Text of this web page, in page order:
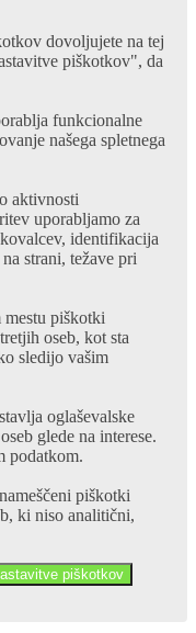
dovoljujete na tej
piškotkov", da
funkcionalne
našega spletnega
aktivnosti
uporabljamo za
identifikacija
strani, težave pri
mestu piškotki
oseb, kot sta
sledijo vašim
oglaševalske
glede na interese.
podatkom.
piškotki
ki niso analitični,
piškotkov